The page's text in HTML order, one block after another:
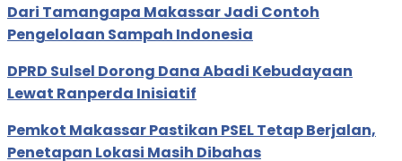
Dari Tamangapa Makassar Jadi Contoh
Pengelolaan Sampah Indonesia
DPRD Sulsel Dorong Dana Abadi Kebudayaan
Lewat Ranperda Inisiatif
Pemkot Makassar Pastikan PSEL Tetap Berjalan,
Penetapan Lokasi Masih Dibahas